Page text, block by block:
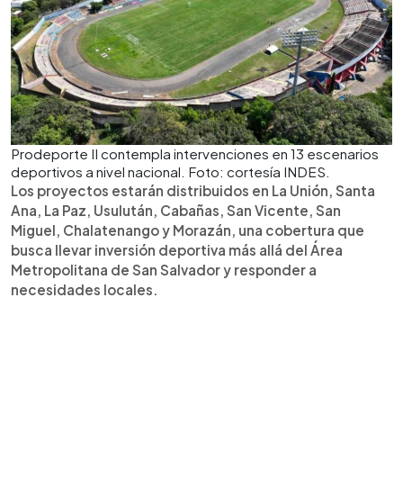
Prodeporte II contempla intervenciones en 13 escenarios
deportivos a nivel nacional. Foto: cortesía INDES.
Los proyectos estarán distribuidos en La Unión, Santa
Ana, La Paz, Usulután, Cabañas, San Vicente, San
Miguel, Chalatenango y Morazán, una cobertura que
busca llevar inversión deportiva más allá del Área
Metropolitana de San Salvador y responder a
necesidades locales.